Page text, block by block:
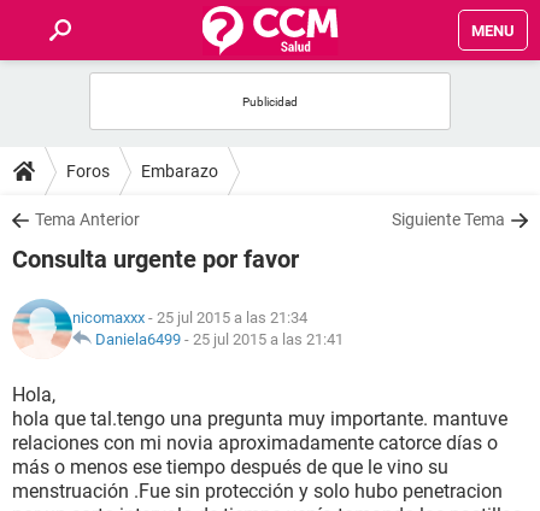
MENU
FOROS
SALUD
NUTRICIÓN
BIENESTAR
SEXUALIDAD
Foros Embarazo
Tema Anterior Siguiente Tema
Consulta urgente por favor
nicomaxxx - 25 jul 2015 a las 21:34
Daniela6499 - 25 jul 2015 a las 21:41
Hola,
hola que tal.tengo una pregunta muy importante. mantuve
relaciones con mi novia aproximadamente catorce días o
más o menos ese tiempo después de que le vino su
menstruación .Fue sin protección y solo hubo penetracion